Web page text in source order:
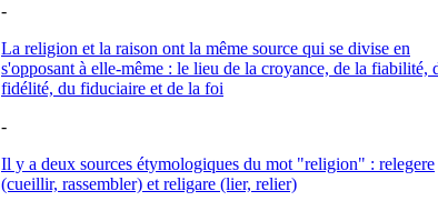
-
La religion et la raison ont la même source qui se divise en
s'opposant à elle-même : le lieu de la croyance, de la fiabilité,
fidélité, du fiduciaire et de la foi
-
Il y a deux sources étymologiques du mot "religion" : relegere
(cueillir, rassembler) et religare (lier, relier)